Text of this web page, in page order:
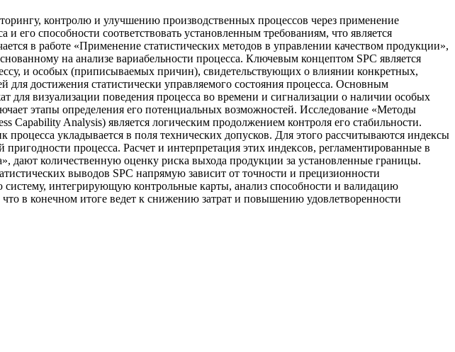
контролю и улучшению производственных процессов через применение
его способности соответствовать установленным требованиям, что является
в работе «Применение статистических методов в управлении качеством продукции»,
на анализе вариабельности процесса. Ключевым концептом SPC является
и особых (приписываемых причин), свидетельствующих о влиянии конкретных,
достижения статистически управляемого состояния процесса. Основным
для визуализации поведения процесса во времени и сигнализации о наличии особых
этапы определения его потенциальных возможностей. Исследование «Методы
Capability Analysis) является логическим продолжением контроля его стабильности.
укладывается в поля технических допусков. Для этого рассчитываются индексы
процесса. Расчет и интерпретация этих индексов, регламентированные в
количественную оценку риска выхода продукции за установленные границы.
выводов SPC напрямую зависит от точности и прецизионности
систему, интегрирующую контрольные карты, анализ способности и валидацию
в конечном итоге ведет к снижению затрат и повышению удовлетворенности